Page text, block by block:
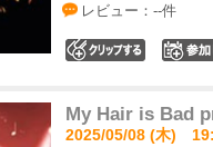
レビュー：--件
My Hair is Bad
2025/05/08 (木)